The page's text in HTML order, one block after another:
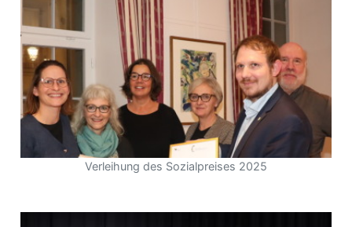
Verleihung des Sozialpreises 2025